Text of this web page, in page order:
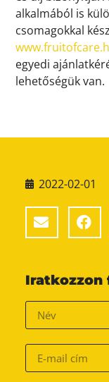
alkalmából is
csomagokkal
egyedi
lehetőségük van.
2022-02-01
Iratkozzon